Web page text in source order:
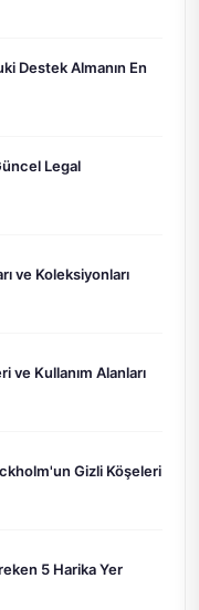
Destek Almanın En
Legal
ve Koleksiyonları
ve Kullanım Alanları
Gizli Köşeleri
5 Harika Yer